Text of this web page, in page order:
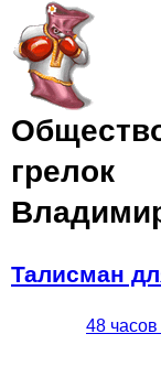
грелок
Талисман
48